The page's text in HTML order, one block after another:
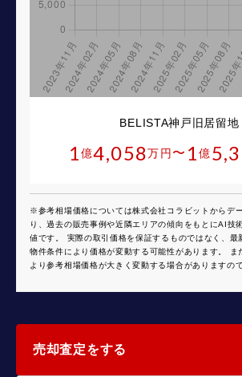
BELISTA神戸旧居留地
1億4,058万円 〜 1億
※参考相場価格については株式会社コラビットからデ
り、過去の販売事例や近隣エリアの傾向をもとにAI技
値です。 実際の取引価格を保証するものではなく、最
物件条件により価格が変動する可能性があります。 ま
より参考相場価格が大きく変動する場合がありますの
売却査定をする